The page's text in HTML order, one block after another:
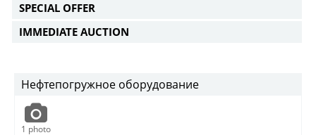
SPECIAL OFFER
IMMEDIATE AUCTION
Нефтепогружное оборудование
1 photo